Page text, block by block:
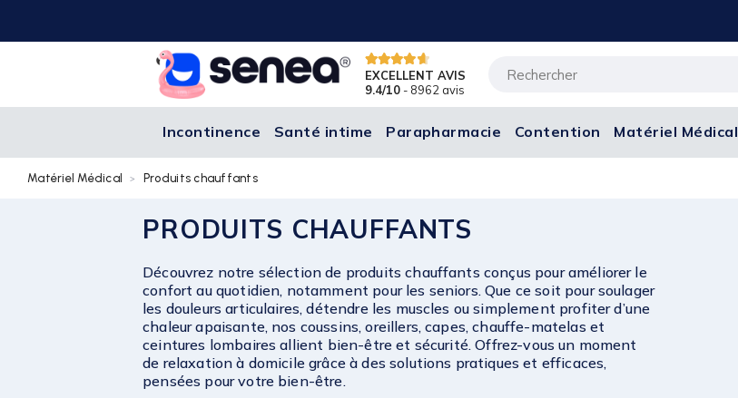
EXCELLENT AVIS
9.4/10 - 8962 avis
Incontinence Santé intime Parapharmacie Contention Matériel Médical
Matériel Médical Produits chauffants
PRODUITS CHAUFFANTS
Découvrez notre sélection de produits chauffants conçus pour améliorer le
confort au quotidien, notamment pour les seniors. Que ce soit pour soulager
les douleurs articulaires, détendre les muscles ou simplement profiter d’une
chaleur apaisante, nos coussins, oreillers, capes, chauffe-matelas et
ceintures lombaires allient bien-être et sécurité. Offrez-vous un moment
de relaxation à domicile grâce à des solutions pratiques et efficaces,
pensées pour votre bien-être.